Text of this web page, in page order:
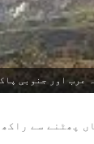
آتش فشاں پھٹنے